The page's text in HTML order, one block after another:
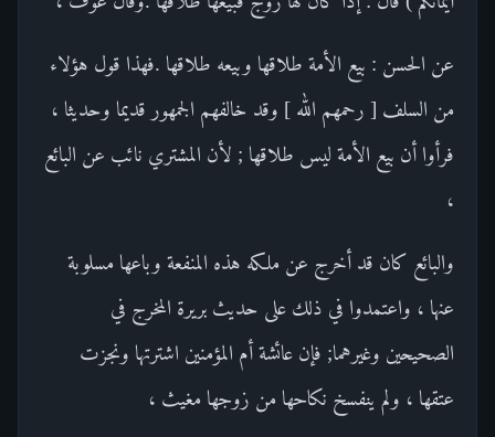
عن الحسن : بيع الأمة طلاقها وبيعه طلاقها .فهذا قول هؤلاء
من السلف [ رحمهم الله ] وقد خالفهم الجمهور قديما وحديثا ،
فرأوا أن بيع الأمة ليس طلاقها ; لأن المشتري نائب عن البائع
،
والبائع كان قد أخرج عن ملكه هذه المنفعة وباعها مسلوبة
عنها ، واعتمدوا في ذلك على حديث بريرة المخرج في
الصحيحين وغيرهما; فإن عائشة أم المؤمنين اشترتها ونجزت
عتقها ، ولم ينفسخ نكاحها من زوجها مغيث ،